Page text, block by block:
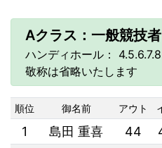
Aクラス：一般競技者
ハンディホール：
敬称は省略いたします
順位 御名前 アウト
1 島田 重喜 44